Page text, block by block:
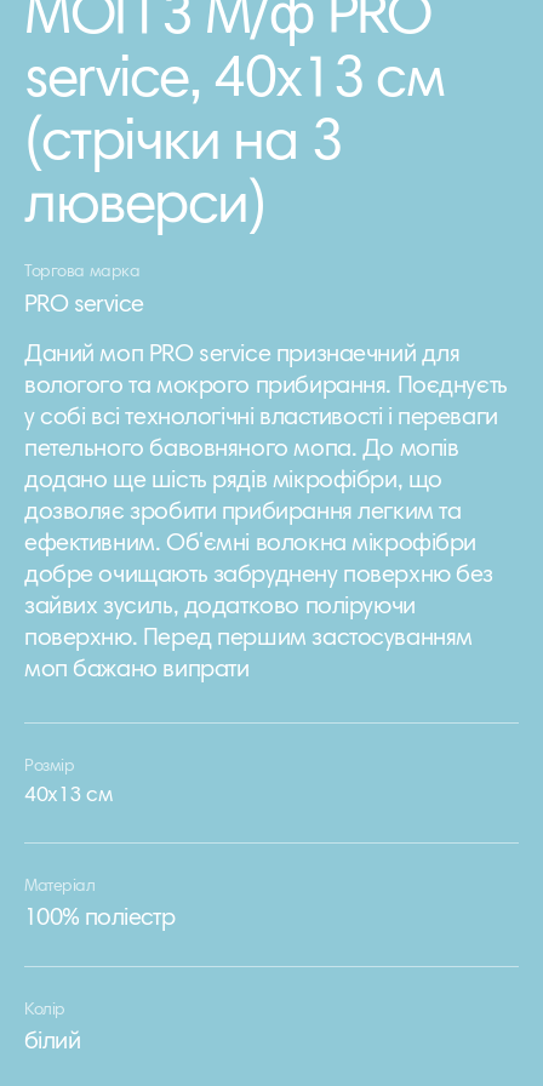
МОП З М/ф PRO
service, 40х13 см
(стрічки на 3
люверси)
Торгова марка
PRO service
Даний моп PRO service признаечний для
вологого та мокрого прибирання. Поєднуєть
у собі всі технологічні властивості і переваги
петельного бавовняного мопа. До мопів
додано ще шість рядів мікрофібри, що
дозволяє зробити прибирання легким та
ефективним. Об'ємні волокна мікрофібри
добре очищають забруднену поверхню без
зайвих зусиль, додатково поліруючи
поверхню. Перед першим застосуванням
моп бажано випрати
Розмір
40х13 см
Матеріал
100% поліестр
Колір
білий